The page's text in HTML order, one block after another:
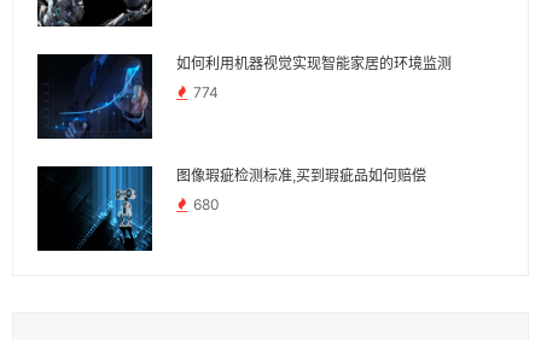
如何利用机器视觉实现智能家居的环境监测
774
图像瑕疵检测标准,买到瑕疵品如何赔偿
680